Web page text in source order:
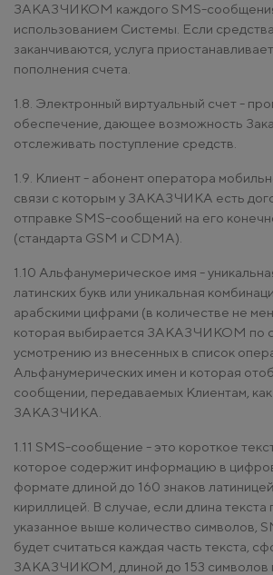
ЗАКАЗЧИКОМ каждого SMS-
использованием Системы. Если
заканчиваются, услуга
пополнения счета.
1.8. Электронный виртуальный счет -
обеспечение, дающее возможность
отслеживать поступление средств.
1.9. Клиент - абонент оператора
связи с которым у ЗАКАЗЧИКА есть
отправке SMS-сообщений на его
(стандарта GSM и CDMA).
1.10 Альфанумерическое имя -
латинских букв или уникальная
арабскими цифрами (в количестве не
которая выбирается ЗАКАЗЧИКОМ по
усмотрению из внесенных в список
Альфанумерических имен и которая
сообщении, передаваемых Клиентам,
ЗАКАЗЧИКА.
1.11 SMS-сообщение - это короткое
которое содержит информацию в
формате длиной до 160 знаков
кириллицей. В случае, если длина
указанное выше количество символов,
будет считаться каждая часть текста,
ЗАКАЗЧИКОМ, длиной до 153 символов